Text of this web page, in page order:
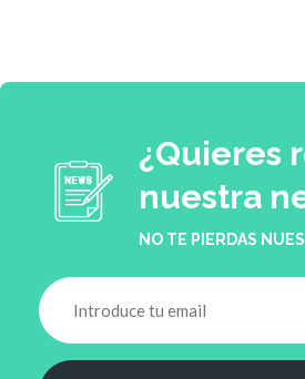
¿Quieres
nuestra
NO TE PIERDAS